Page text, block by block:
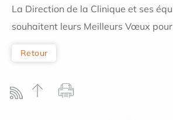
La Direction de la Clinique et ses
souhaitent leurs Meilleurs Vœux
Retour